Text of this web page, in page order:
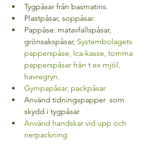
Tygpåsar från basmatiris.
Plastpåsar, soppåsar.
Pappåse: matavfallspåsar,
grönsakspåsar, Systembolagets
papperspåse, Ica-kasse, tomma
papperspåsar från t ex mjöl,
havregryn.
Gympapåsar, packpåsar
Använd tidningspapper  som
skydd i tygpåsar
Använd handskar vid upp och
nerpackning